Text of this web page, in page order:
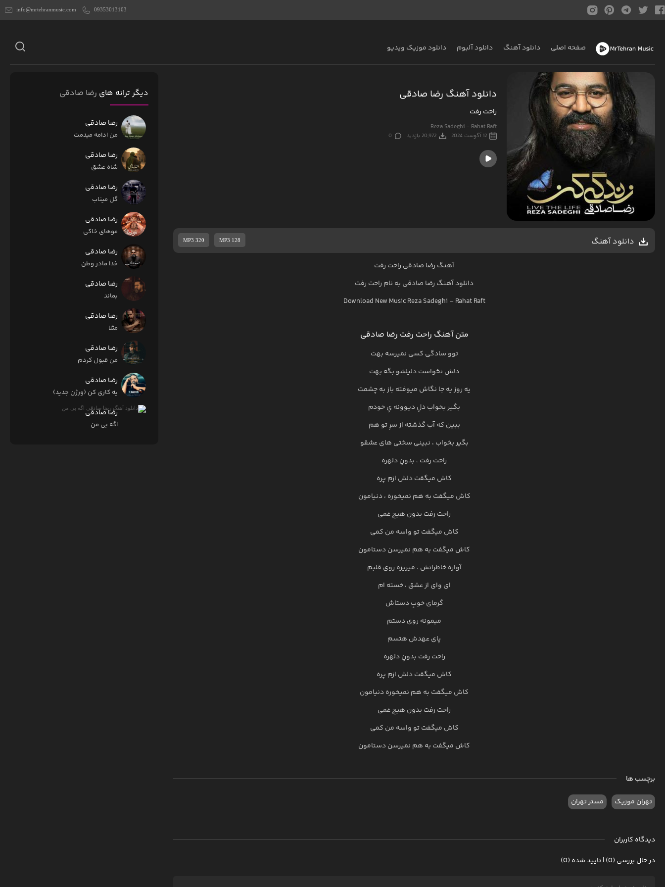
info@mrtehranmusic.com 09353013103
صفحه اصلی دانلود آهنگ دانلود آلبوم دانلود موزیک ویدیو
دانلود آهنگ رضا صادقی
راحت رفت
Reza Sadeghi - Rahat Raft
12 آگوست 2024 20,972 بازدید 0
دانلود آهنگ MP3 320 MP3 128
آهنگ رضا صادقی راحت رفت
دانلود آهنگ رضا صادقی به نام راحت رفت
Download New MusicReza Sadeghi – Rahat Raft
متن آهنگ راحت رفت رضا صادقی
توو سادگی کسی نمیرسه بهت
دلش نخواست دلیلشو بگه بهت
یه روز یه جا نگاش میوفته باز به چشمت
بگیر بخواب دلِ دیوونه یِ خودم
ببین که آب گذشته از سرِ تو هم
بگیر بخواب ، نبینی سختی های عشقو
راحت رفت ، بدونِ دلهره
کاش میگفت دلش ازم پره
کاش میگفت به هم نمیخوره ، دنیامون
راحت رفت بدون هیچ غمی
کاش میگفت تو واسه من کمی
کاش میگفت به هم نمیرسن دستامون
آواره خاطراتش ، میریزه روی قلبم
ای وای از عشق ، خسته ام
گرمای خوبِ دستاش
میمونه روی دستم
پای عهدش هتسم
راحت رفت بدونِ دلهره
کاش میگفت دلش ازم پره
کاش میگفت به هم نمیخوره دنیامون
راحت رفت بدون هیچ غمی
کاش میگفت تو واسه من کمی
کاش میگفت به هم نمیرسن دستامون
برچسب ها
تهران موزیک مستر تهران
دیدگاه کاربران
در حال بررسی (0) | تایید شده (0)
دیگر ترانه های رضا صادقی
رضا صادقی
من ادامه میدمت
رضا صادقی
شاه عشق
رضا صادقی
گل میناب
رضا صادقی
موهای خاکی
رضا صادقی
خدا مادر وطن
رضا صادقی
بماند
رضا صادقی
مثلا
رضا صادقی
من قبول کردم
رضا صادقی
یه کاری کن (ورژن جدید)
رضا صادقی
اگه بی من